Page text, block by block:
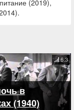
(2019),
в
(1940)
6.3